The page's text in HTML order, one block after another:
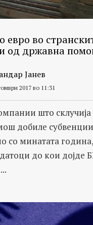
евро во
од државна
Јанев
2017 во 11:31
што склучија
добиле
со минатата
до кои дојде